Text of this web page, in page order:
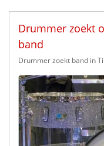
Drummer zoekt
band
Drummer zoekt band in